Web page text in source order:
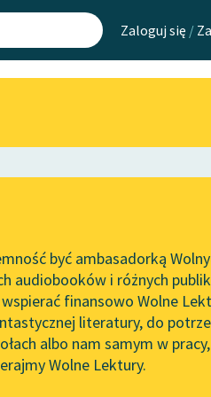
Zaloguj się /
Mapa Wolnych Lektur
Leśmianator
API
OAI-PMH
Widget Wolnych Lektur
być ambasadorką
audiobooków i różnych
finansowo Wolne
literatury, do
albo nam samym w
Wolne Lektury.